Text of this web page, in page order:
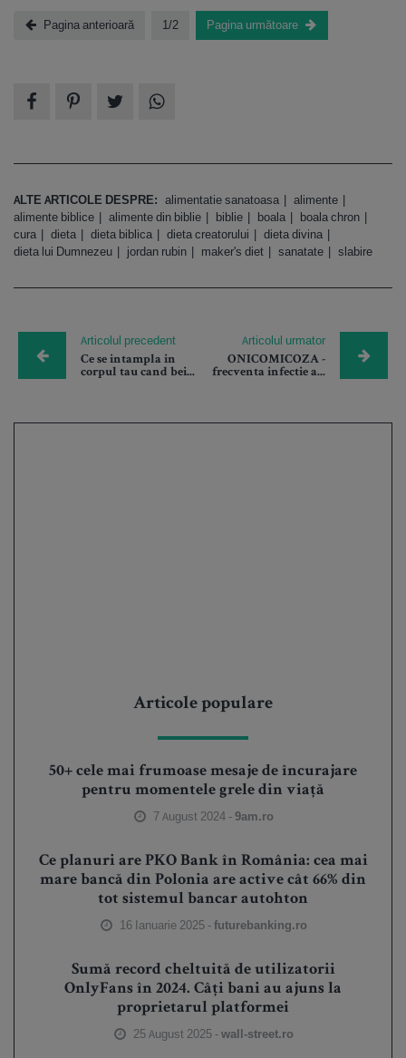
Pagina anterioară 1/2 Pagina următoare
ALTE ARTICOLE DESPRE: alimentatie sanatoasa
alimente
alimente biblice
alimente din biblie biblie boala
boala chron
cura
dieta dieta biblica dieta creatorului
dieta divina
dieta lui Dumnezeu
jordan rubin maker's diet sanatate slabire
Articolul precedent
Ce se intampla in
corpul tau cand bei...
Articolul urmator
ONICOMICOZA -
frecventa infectie a...
Articole populare
50+ cele mai frumoase mesaje de încurajare
pentru momentele grele din viață
7 August 2024 -9am.ro
Ce planuri are PKO Bank în România: cea mai
mare bancă din Polonia are active cât 66% din
tot sistemul bancar autohton
16 Ianuarie 2025 -futurebanking.ro
Sumă record cheltuită de utilizatorii
OnlyFans în 2024. Câți bani au ajuns la
proprietarul platformei
25 August 2025 -wall-street.ro